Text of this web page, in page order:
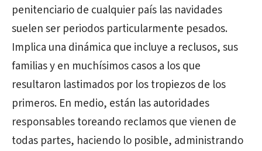
penitenciario de cualquier país las navidades
suelen ser periodos particularmente pesados.
Implica una dinámica que incluye a reclusos, sus
familias y en muchísimos casos a los que
resultaron lastimados por los tropiezos de los
primeros. En medio, están las autoridades
responsables toreando reclamos que vienen de
todas partes, haciendo lo posible, administrando